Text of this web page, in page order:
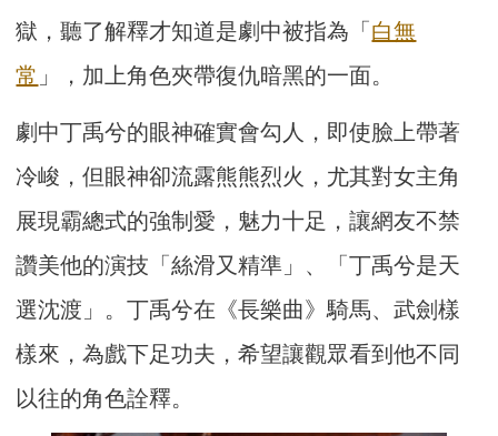
獄，聽了解釋才知道是劇中被指為「白無
常 」，加上角色夾帶復仇暗黑的一面。
劇中丁禹兮的眼神確實會勾人，即使臉上帶著
冷峻，但眼神卻流露熊熊烈火，尤其對女主角
展現霸總式的強制愛，魅力十足，讓網友不禁
讚美他的演技「絲滑又精準」、「丁禹兮是天
選沈渡」。丁禹兮在《長樂曲》騎馬、武劍樣
樣來，為戲下足功夫，希望讓觀眾看到他不同
以往的角色詮釋。